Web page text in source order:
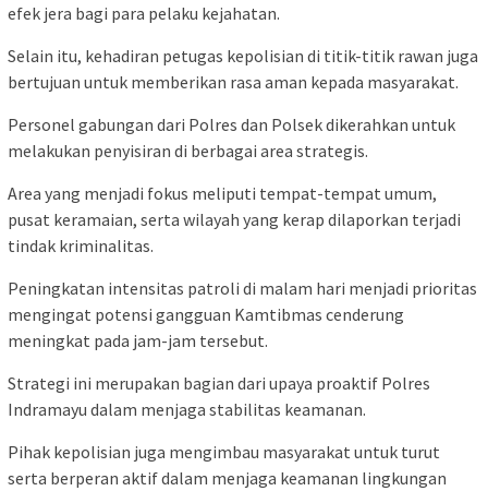
efek jera bagi para pelaku kejahatan.
Selain itu, kehadiran petugas kepolisian di titik-titik rawan juga
bertujuan untuk memberikan rasa aman kepada masyarakat.
Personel gabungan dari Polres dan Polsek dikerahkan untuk
melakukan penyisiran di berbagai area strategis.
Area yang menjadi fokus meliputi tempat-tempat umum,
pusat keramaian, serta wilayah yang kerap dilaporkan terjadi
tindak kriminalitas.
Peningkatan intensitas patroli di malam hari menjadi prioritas
mengingat potensi gangguan Kamtibmas cenderung
meningkat pada jam-jam tersebut.
Strategi ini merupakan bagian dari upaya proaktif Polres
Indramayu dalam menjaga stabilitas keamanan.
Pihak kepolisian juga mengimbau masyarakat untuk turut
serta berperan aktif dalam menjaga keamanan lingkungan